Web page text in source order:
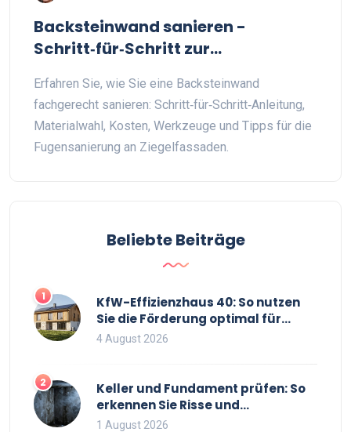
Backsteinwand sanieren -
Schritt‑für‑Schritt zur
Erfahren Sie, wie Sie eine Backsteinwand
fachgerecht sanieren: Schritt‑für‑Schritt‑Anleitung,
Materialwahl, Kosten, Werkzeuge und Tipps für die
Fugensanierung an Ziegelfassaden.
Beliebte Beiträge
1
KfW-Effizienzhaus 40: So nutzen
Sie die Förderung optimal für
Neubau und Sanierung
4 August 2026
2
Keller und Fundament prüfen: So
erkennen Sie Risse und
Feuchtigkeit bei
1 August 2026